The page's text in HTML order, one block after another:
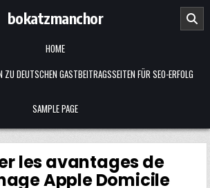
bokatzmanchor
HOME
ZU DEUTSCHEN GASTBEITRAGSSEITEN FÜR SEO-ERFOLG
SAMPLE PAGE
les avantages de
Apple Domicile